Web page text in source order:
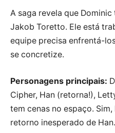
A saga revela que
Jakob Toretto. Ele está
equipe precisa enfrentá-
se concretize.
Personagens principais:
Cipher, Han (retorna!),
tem cenas no espaço.
retorno inesperado de Han.